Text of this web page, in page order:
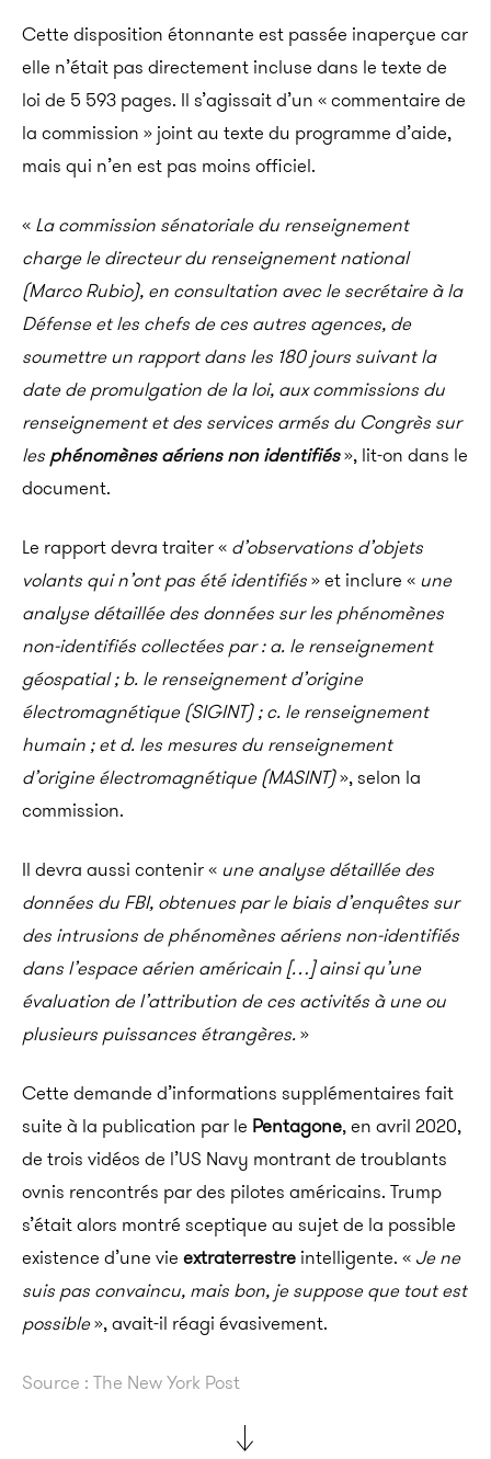
Cette disposition étonnante est passée inaperçue car
elle n’était pas directement incluse dans le texte de
loi de 5 593 pages. Il s’agissait d’un « commentaire de
la commission » joint au texte du programme d’aide,
mais qui n’en est pas moins officiel.
« La commission sénatoriale du renseignement
charge le directeur du renseignement national
(Marco Rubio), en consultation avec le secrétaire à la
Défense et les chefs de ces autres agences, de
soumettre un rapport dans les 180 jours suivant la
date de promulgation de la loi, aux commissions du
renseignement et des services armés du Congrès sur
les phénomènes aériens non identifiés», lit-on dans le
document.
Le rapport devra traiter « d’observations d’objets
volants qui n’ont pas été identifiés» et inclure « une
analyse détaillée des données sur les phénomènes
non-identifiés collectées par : a. le renseignement
géospatial ; b. le renseignement d’origine
électromagnétique (SIGINT) ; c. le renseignement
humain ; et d. les mesures du renseignement
d’origine électromagnétique (MASINT)», selon la
commission.
Il devra aussi contenir « une analyse détaillée des
données du FBI, obtenues par le biais d’enquêtes sur
des intrusions de phénomènes aériens non-identifiés
dans l’espace aérien américain […] ainsi qu’une
évaluation de l’attribution de ces activités à une ou
plusieurs puissances étrangères.»
Cette demande d’informations supplémentaires fait
suite à la publication par le Pentagone, en avril 2020,
de trois vidéos de l’US Navy montrant de troublants
ovnis rencontrés par des pilotes américains. Trump
s’était alors montré sceptique au sujet de la possible
existence d’une vie extraterrestre intelligente. « Je ne
suis pas convaincu, mais bon, je suppose que tout est
possible», avait-il réagi évasivement.
Source : The New York Post